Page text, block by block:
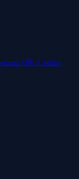
188, 1 қабат